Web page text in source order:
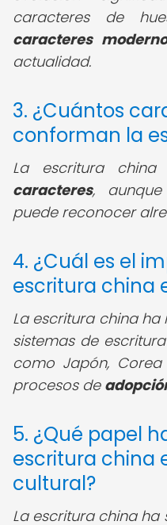
caracteres de
caracteres
actualidad.
3. ¿Cuántos
conforman la
La escritura
caracteres,
puede reconocer
4. ¿Cuál es el
escritura china
La escritura china
sistemas de
como Japón,
procesos de
5. ¿Qué papel
escritura china
cultural?
La escritura china